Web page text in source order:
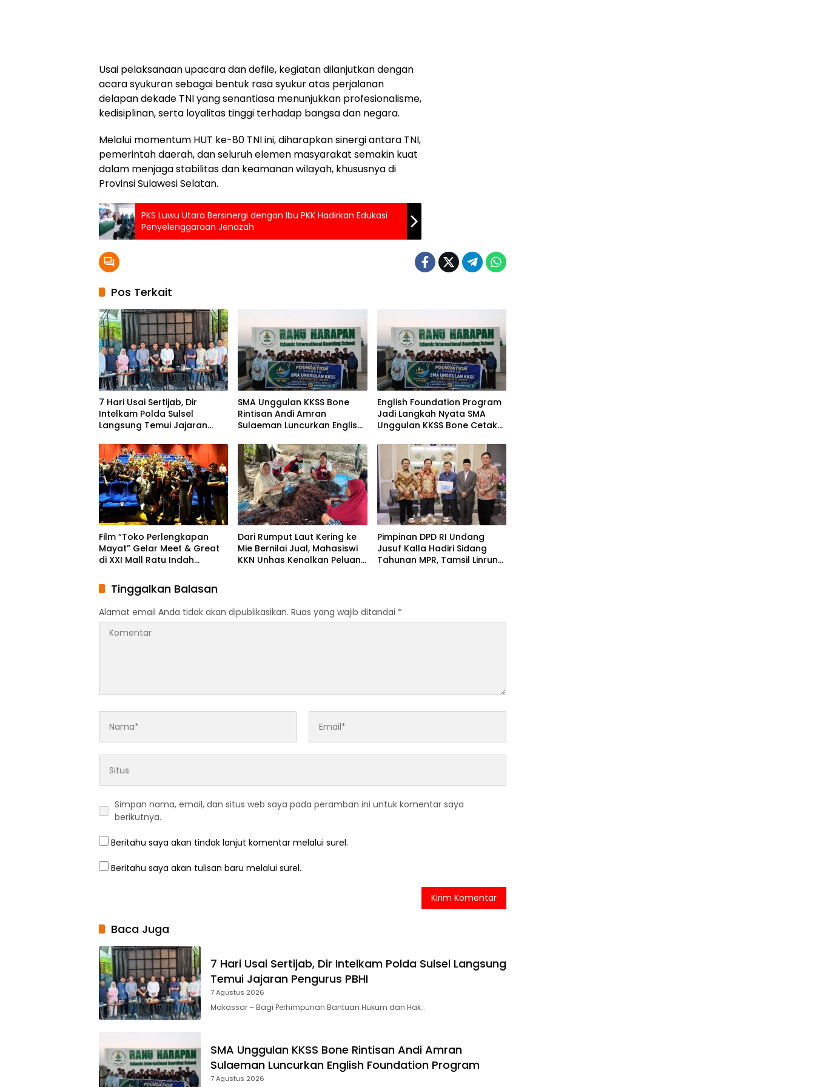
Usai pelaksanaan upacara dan defile, kegiatan dilanjutkan dengan
acara syukuran sebagai bentuk rasa syukur atas perjalanan
delapan dekade TNI yang senantiasa menunjukkan profesionalisme,
kedisiplinan, serta loyalitas tinggi terhadap bangsa dan negara.
Melalui momentum HUT ke-80 TNI ini, diharapkan sinergi antara TNI,
pemerintah daerah, dan seluruh elemen masyarakat semakin kuat
dalam menjaga stabilitas dan keamanan wilayah, khususnya di
Provinsi Sulawesi Selatan.
PKS Luwu Utara Bersinergi dengan Ibu PKK Hadirkan Edukasi
Penyelenggaraan Jenazah
Pos Terkait
7 Hari Usai Sertijab, Dir
Intelkam Polda Sulsel
Langsung Temui Jajaran
SMA Unggulan KKSS Bone
Rintisan Andi Amran
Sulaeman Luncurkan English
English Foundation Program
Jadi Langkah Nyata SMA
Unggulan KKSS Bone Cetak
Global
Film “Toko Perlengkapan
Mayat” Gelar Meet & Great
di XXI Mall Ratu Indah
Dari Rumput Laut Kering ke
Mie Bernilai Jual, Mahasiswi
KKN Unhas Kenalkan Peluang
Pimpinan DPD RI Undang
Jusuf Kalla Hadiri Sidang
Tahunan MPR, Tamsil Linrung:
Tinggalkan Balasan
Alamat email Anda tidak akan dipublikasikan. Ruas yang wajib ditandai *
Simpan nama, email, dan situs web saya pada peramban ini untuk komentar saya
berikutnya.
Beritahu saya akan tindak lanjut komentar melalui surel.
Beritahu saya akan tulisan baru melalui surel.
Baca Juga
7 Hari Usai Sertijab, Dir Intelkam Polda Sulsel Langsung
Temui Jajaran Pengurus PBHI
7 Agustus 2026
Makassar – Bagi Perhimpunan Bantuan Hukum dan Hak…
SMA Unggulan KKSS Bone Rintisan Andi Amran
Sulaeman Luncurkan English Foundation Program
7 Agustus 2026